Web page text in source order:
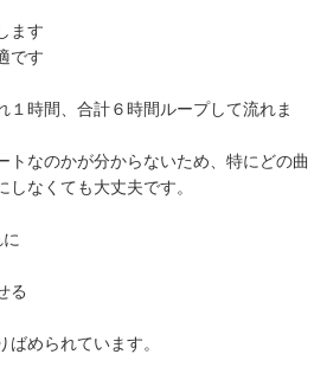
ます
です
１時間、合計６時間ループして流れま
トなのかが分からないため、特にどの曲
なくても大丈夫です。
る
められています。